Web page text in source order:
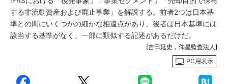
する非流動資産および廃止事業」を解説する。前者2つは日本基
準との間にいくつかの細かな相違点があり、後者は日本基準には
該当する基準がなく、一部に類似する記述があるだけだ。
[吉田延史，仰星監査法人]
PC用表示